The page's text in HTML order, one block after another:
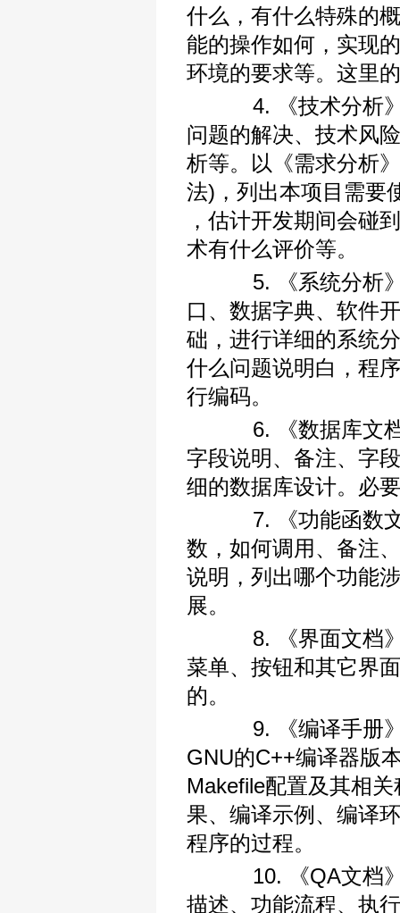
什么，有什么特殊的
能的操作如何，实现
环境的要求等。这里
4. 《技术分析》
问题的解决、技术风
析等。以《需求分析
法)，列出本项目需要
，估计开发期间会碰
术有什么评价等。
5. 《系统分析》
口、数据字典、软件
础，进行详细的系统
什么问题说明白，程
行编码。
6. 《数据库文档
字段说明、备注、字
细的数据库设计。必
7. 《功能函数文
数，如何调用、备注
说明，列出哪个功能
展。
8. 《界面文档》
菜单、按钮和其它界
的。
9. 《编译手册》
GNU的C++编译器版
Makefile配置及其相
果、编译示例、编译
程序的过程。
10. 《QA文档》
描述、功能流程、执